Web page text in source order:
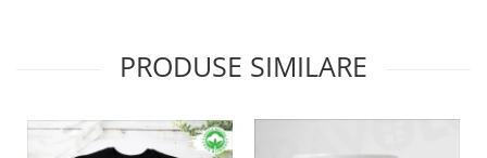
PRODUSE SIMILARE